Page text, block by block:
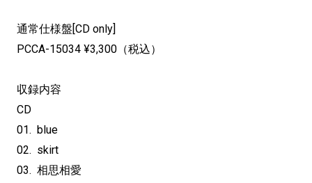
通常仕様盤[CD only]
PCCA-15034 ¥3,300（税込）
収録内容
CD
01. blue
02. skirt
03. 相思相愛